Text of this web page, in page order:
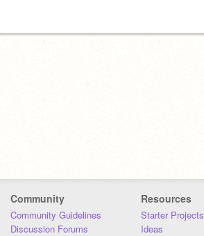
Community
Community Guidelines
Discussion Forums
Resources
Starter Projects
Ideas